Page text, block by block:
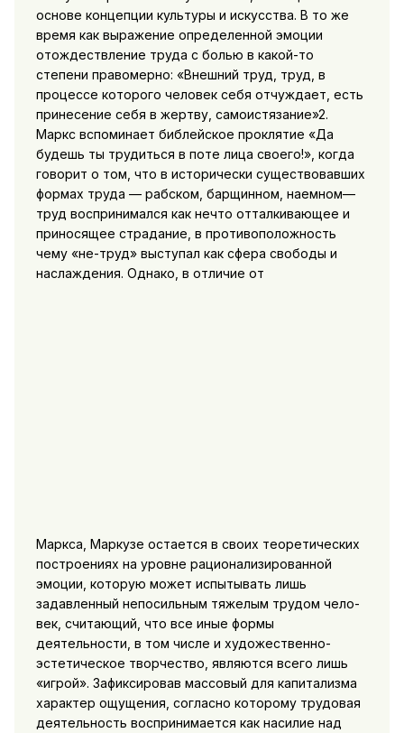
основе концепции культуры и искусства. В то же
время как выражение определенной эмоции
отождествление труда с болью в какой-то
степени правомерно: «Внешний труд, труд, в
процессе которого человек себя отчуж­дает, есть
принесение себя в жертву, самоистязание»2.
Маркс вспоминает библейское проклятие «Да
будешь ты трудиться в поте лица своего!», когда
говорит о том, что в исторически существовавших
формах труда — рабском, барщинном, наем­ном—
труд воспринимался как нечто отталкивающее и
прино­сящее страдание, в противоположность
чему «не-труд» высту­пал как сфера свободы и
наслаждения. Однако, в отличие от
Маркса, Маркузе остается в своих теоретических
построениях на уровне рационализированной
эмоции, которую может испы­тывать лишь
задавленный непосильным тяжелым трудом чело­
век, считающий, что все иные формы
деятельности, в том числе и художественно-
эстетическое творчество, являются всего лишь
«игрой». Зафиксировав массовый для капитализма
характер ощуще­ния, согласно которому трудовая
деятельность воспринимается как насилие над